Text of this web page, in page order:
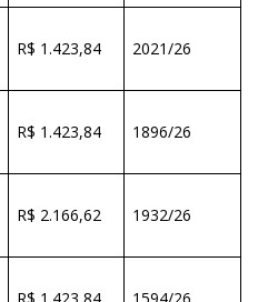
R$ 1.423,84 2021/26
R$ 1.423,84 1896/26
R$ 2.166,62 1932/26